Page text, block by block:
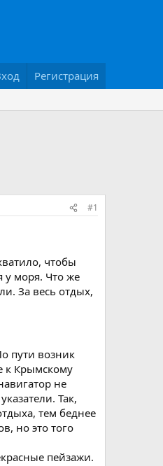
Регистрация
#1
чтобы
у моря. Что же
За весь отдых,
пути возник
к Крымскому
не
Так,
тем беднее
но это того
пейзажи.